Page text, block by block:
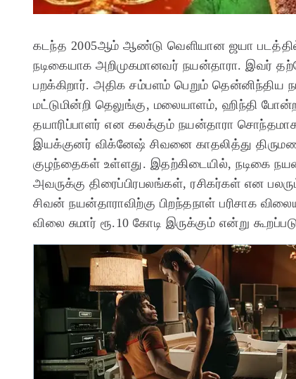
கடந்த 2005ஆம் ஆண்டு வெளியான ஜயா படத்தில்
நடிகையாக அறிமுகமானவர் நயன்தாரா. இவர்
பறக்கிறார். அதிக சம்பளம் பெறும் தென்னிந்திய
மட்டுமின்றி தெலுங்கு, மலையாளம், ஹிந்தி
தயாரிப்பாளர் என கலக்கும் நயன்தாரா சொந்தமாக
இயக்குனர் விக்னேஷ் சிவனை காதலித்து
குழந்தைகள் உள்ளது. இதற்கிடையில், நடிகை
அவருக்கு திரைப்பிரபலங்கள், ரசிகர்கள் என
சிவன் நயன்தாராவிற்கு பிறந்தநாள் பரிசாக
விலை சுமார் ரூ.10 கோடி இருக்கும் என்று